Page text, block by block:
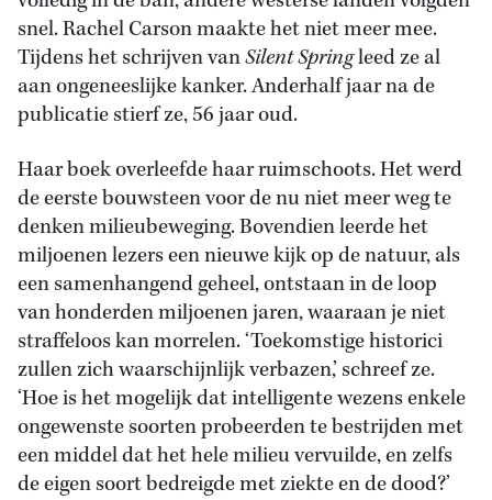
snel. Rachel Carson maakte het niet meer mee.
Tijdens het schrijven vanSilent Springleed ze al
aan ongeneeslijke kanker. Anderhalf jaar na de
publicatie stierf ze, 56 jaar oud.
Haar boek overleefde haar ruimschoots. Het werd
de eerste bouwsteen voor de nu niet meer weg te
denken milieubeweging. Bovendien leerde het
miljoenen lezers een nieuwe kijk op de natuur, als
een samenhangend geheel, ontstaan in de loop
van honderden miljoenen jaren, waaraan je niet
straffeloos kan morrelen. ‘Toekomstige historici
zullen zich waarschijnlijk verbazen,’ schreef ze.
‘Hoe is het mogelijk dat intelligente wezens enkele
ongewenste soorten probeerden te bestrijden met
een middel dat het hele milieu vervuilde, en zelfs
de eigen soort bedreigde met ziekte en de dood?’